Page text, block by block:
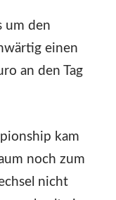
um den
einen
an den Tag
kam
noch zum
nicht